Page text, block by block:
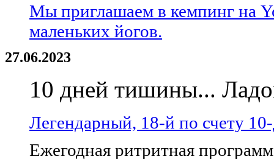
Мы приглашаем в кемпинг на
маленьких йогов.
27.06.2023
10 дней тишины...
Легендарный, 18-й по счету
Ежегодная ритритная